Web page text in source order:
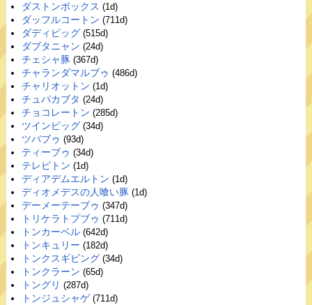
ダストンボックス (1d)
ダッフルコートン (711d)
ダディピッグ(515d)
ダブタニャン (24d)
チェシャ豚(367d)
チャランダマルブゥ (486d)
チャリオットン (1d)
チュパカブタ (24d)
チョコレートン (285d)
ツインピッグ(34d)
ツバブゥ (93d)
ティーブゥ (34d)
テレビトン (1d)
ディアデムエルトン (1d)
ディオメデスの人喰い豚(1d)
デーメーテーブゥ (347d)
トリケラトプブゥ (711d)
トンカーベル(642d)
トンキュリー (182d)
トンクスギビング(34d)
トンクラーン (65d)
トングリ (287d)
トンジュシャゲ(711d)